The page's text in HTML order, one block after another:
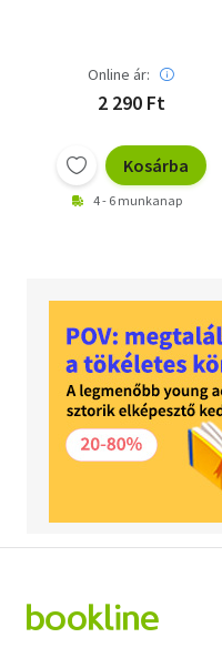
Online ár:
2 290 Ft
Kosárba
4 - 6 munkanap